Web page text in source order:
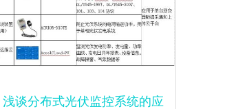
浅谈分布式光伏监控系统的应